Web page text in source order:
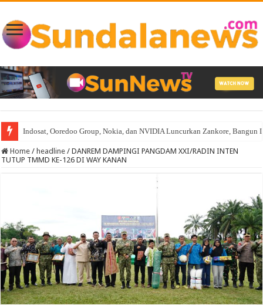
Indosat, Ooredoo Group, Nokia, dan NVIDIA Luncurkan Zankore, Bangun
Home / headline / DANREM DAMPINGI PANGDAM XXI/RADIN INTEN
TUTUP TMMD KE-126 DI WAY KANAN